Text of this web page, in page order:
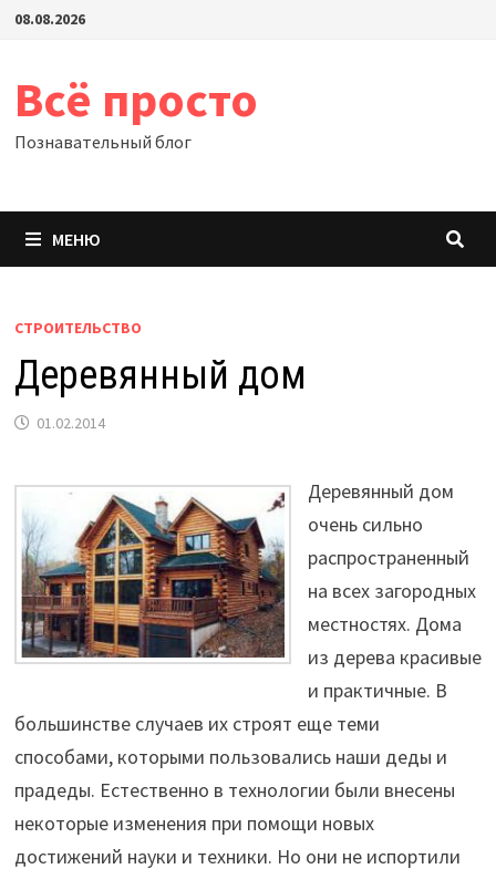
Перейти
08.08.2026
Всё просто
Познавательный блог
МЕНЮ
СТРОИТЕЛЬСТВО
Деревянный дом
01.02.2014
Деревянный дом
очень сильно
распространенный
на всех загородных
местностях. Дома
из дерева красивые
и практичные. В
большинстве случаев их строят еще теми
способами, которыми пользовались наши деды и
прадеды. Естественно в технологии были внесены
некоторые изменения при помощи новых
достижений науки и техники. Но они не испортили